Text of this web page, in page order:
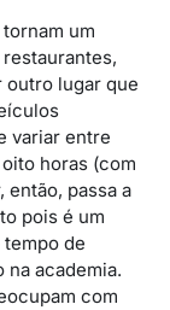
um
outro lugar que
variar entre
horas (com
então, passa a
pois é um
de
academia.
com